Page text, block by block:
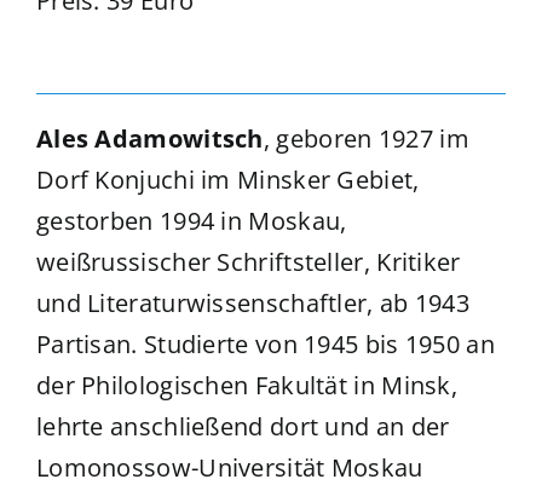
Ales Adamowitsch, geboren 1927 im
Dorf Konjuchi im Minsker Gebiet,
gestorben 1994 in Moskau,
weißrussischer Schriftsteller, Kritiker
und Literaturwissenschaftler, ab 1943
Partisan. Studierte von 1945 bis 1950 an
der Philologischen Fakultät in Minsk,
lehrte anschließend dort und an der
Lomonossow-Universität Moskau